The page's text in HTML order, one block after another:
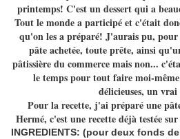
printemps! C'est un dessert qui a
Tout le monde a participé et c'était
qu'on les a préparé! J'aurais pu,
pâte achetée, toute prête, ainsi
pâtissière du commerce mais non...
le temps pour tout faire moi-
délicieuses, un
Pour la recette, j'ai préparé une
Hermé, c'est une recette déjà testée
INGREDIENTS: (pour deux fonds